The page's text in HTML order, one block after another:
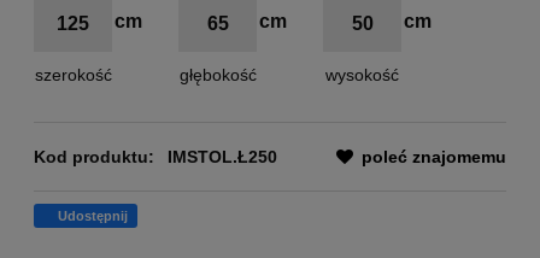
125
szerokość
65
głębokość
50
wysokość
Kod produktu: IMSTOL.Ł250 poleć znajomemu
Udostępnij